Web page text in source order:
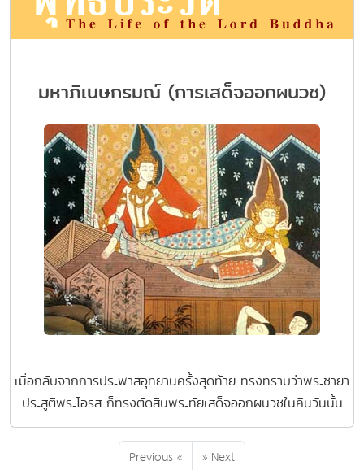
...
มหาภิเนษกรมณ์ (การเสด็จออกผนวช)
...
เมื่อกลับจากการประพาสอุทยานครั้งสุดท้าย ทรงทราบว่าพระชายา
ประสูติพระโอรส ก็ทรงตัดสินพระทัยเสด็จออกผนวชในคืนวันนั้น
Previous « » Next